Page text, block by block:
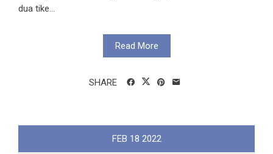
dua tike...
Read More
SHARE
FEB 18 2022